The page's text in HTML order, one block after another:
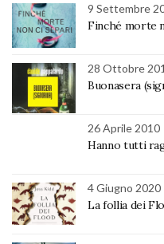
9 Settembre
Finché morte
28 Ottobre
Buonasera
26 Aprile 2010
Hanno tutti
4 Giugno 2020
La follia dei